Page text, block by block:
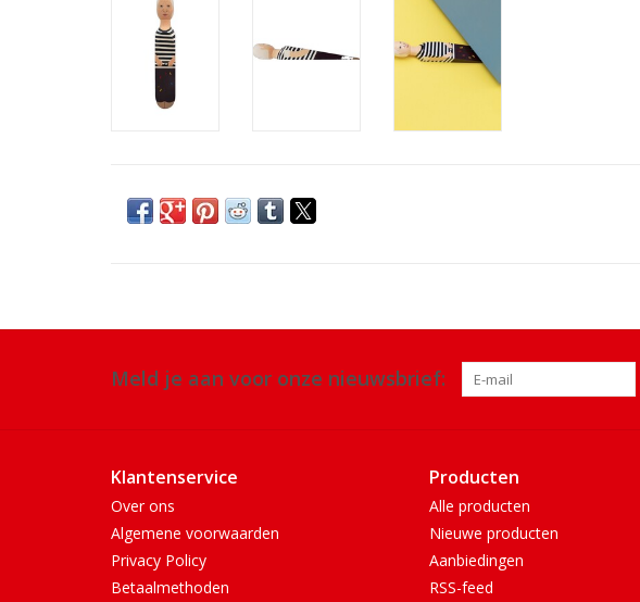
Meld je aan voor onze nieuwsbrief:
Klantenservice
Over ons
Algemene voorwaarden
Privacy Policy
Betaalmethoden
Producten
Alle producten
Nieuwe producten
Aanbiedingen
RSS-feed